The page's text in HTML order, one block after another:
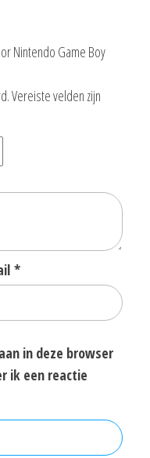
Nintendo Game Boy
Vereiste velden zijn
*
in deze browser
ik een reactie